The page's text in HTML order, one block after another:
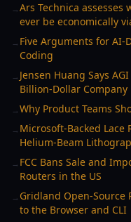
→Ars Technica
ever be economically
→ Five Arguments for AI-
Coding
→ Jensen Huang Says
Billion-Dollar Company
→Why Product Teams
→ Microsoft-Backed Lace
Helium-Beam
→ FCC Bans Sale and
Routers in the US
→ Gridland Open-Source
to the Browser and CLI